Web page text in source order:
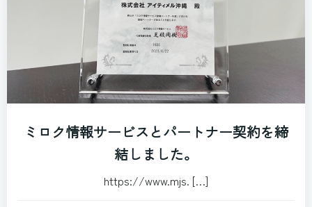
ミロク情報サービスとパートナー契約を締
結しました。
https://www.mjs. […]